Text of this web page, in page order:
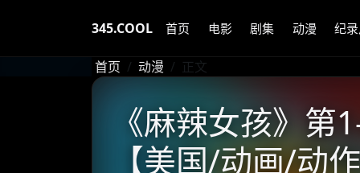
345.COOL 首页 电影 剧集 动漫 纪
首页 动漫 正文
《麻辣女孩》
【美国/动画/动